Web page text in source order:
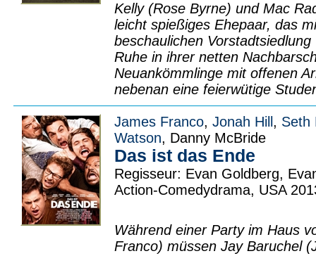
Kelly (Rose Byrne) und Mac
leicht spießiges Ehepaar, das
beschaulichen
Ruhe in ihrer netten
Neuankömmlinge mit offenen
nebenan eine feierwütige
James Franco, Jonah Hill , Seth
Watson, Danny McBride
Das ist das Ende
Regisseur: Evan Goldberg,
Action-Comedydrama, USA
Während einer Party im Haus
Franco) müssen Jay Baruchel